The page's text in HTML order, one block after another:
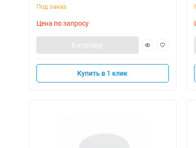
Под заказ
Цена по запросу
В корзину
Купить в 1 клик